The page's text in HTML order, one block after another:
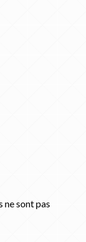
ne sont pas